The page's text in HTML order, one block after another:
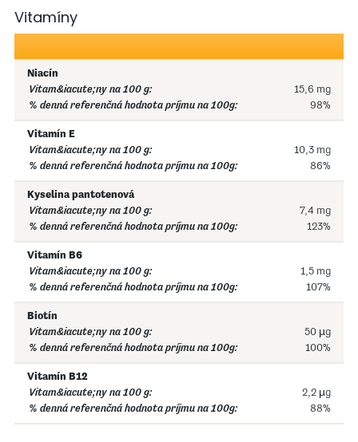
Vitamíny
Niacín
15,6 mg
98%
Vitamín E
10,3 mg
86%
Kyselina pantotenová
7,4 mg
123%
Vitamín B6
1,5 mg
107%
Biotín
50 µg
100%
Vitamín B12
2,2 µg
88%